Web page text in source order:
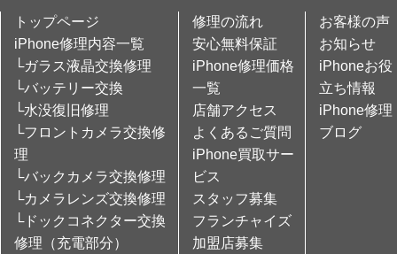
トップページ
iPhone修理内容一覧
└ガラス液晶交換修理
└バッテリー交換
└水没復旧修理
└フロントカメラ交換修
理
└バックカメラ交換修理
└カメラレンズ交換修理
└ドックコネクター交換
修理（充電部分）
修理の流れ
安心無料保証
iPhone修理価格
一覧
店舗アクセス
よくあるご質問
iPhone買取サー
ビス
スタッフ募集
フランチャイズ
加盟店募集
お客様の声
お知らせ
iPhoneお役
立ち情報
iPhone修理
ブログ